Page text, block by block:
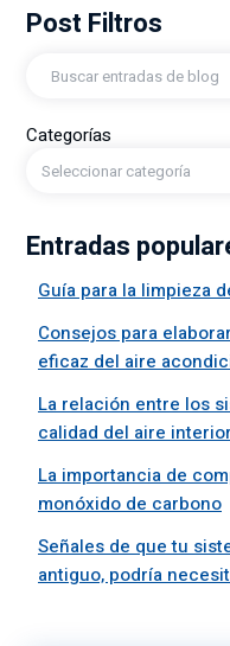
Post Filtros
Categorías
Seleccionar categoría
Entradas
Guía para la limpieza
Consejos para
eficaz del aire
La relación entre los
calidad del aire interior
La importancia de
monóxido de carbono
Señales de que tu
antiguo, podría